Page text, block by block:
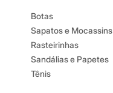
Botas
Sapatos e Mocassins
Rasteirinhas
Sandálias e Papetes
Tênis